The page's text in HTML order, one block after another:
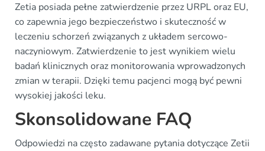
Zetia posiada pełne zatwierdzenie przez URPL oraz EU,
co zapewnia jego bezpieczeństwo i skuteczność w
leczeniu schorzeń związanych z układem sercowo-
naczyniowym. Zatwierdzenie to jest wynikiem wielu
badań klinicznych oraz monitorowania wprowadzonych
zmian w terapii. Dzięki temu pacjenci mogą być pewni
wysokiej jakości leku.
Skonsolidowane FAQ
Odpowiedzi na często zadawane pytania dotyczące Zetii